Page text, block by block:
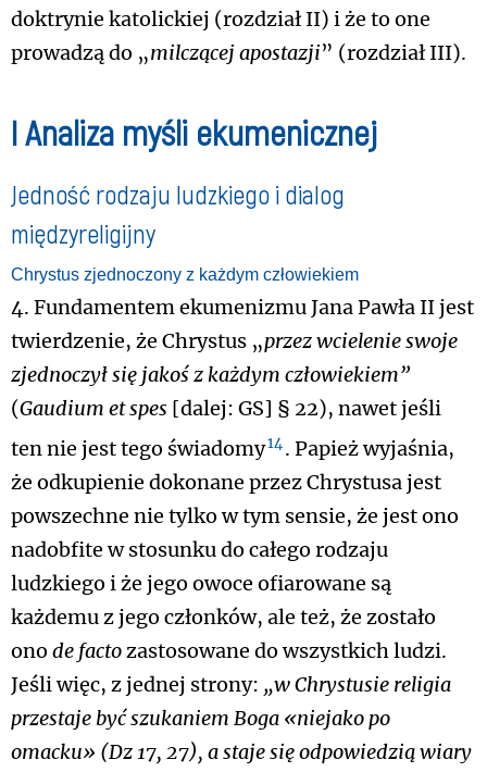
doktrynie katolickiej (rozdział II) i że to one
prowadzą do „milczącej apostazji” (rozdział III).
I Analiza myśli ekumenicznej
Jedność rodzaju ludzkiego i dialog
międzyreligijny
Chrystus zjednoczony z każdym człowiekiem
4. Fundamentem ekumenizmu Jana Pawła II jest
twierdzenie, że Chrystus „przez wcielenie swoje
zjednoczył się jakoś z każdym człowiekiem”
(Gaudium et spes [dalej: GS] § 22), nawet jeśli
ten nie jest tego świadomy14 . Papież wyjaśnia,
że odkupienie dokonane przez Chrystusa jest
powszechne nie tylko w tym sensie, że jest ono
nadobfite w stosunku do całego rodzaju
ludzkiego i że jego owoce ofiarowane są
każdemu z jego członków, ale też, że zostało
ono de factozastosowane do wszystkich ludzi.
Jeśli więc, z jednej strony: „w Chrystusie religia
przestaje być szukaniem Boga «niejako po
omacku» (Dz 17, 27), a staje się odpowiedzią wiary